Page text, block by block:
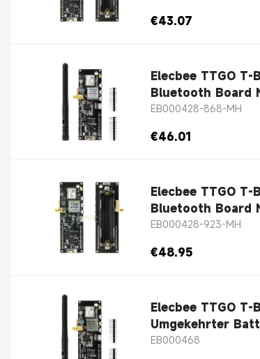
€43.07
Elecbee TTGO T-
Bluetooth Board
EB000428-868-MH
€46.01
Elecbee TTGO T-
Bluetooth Board
EB000428-923-MH
€48.95
Elecbee TTGO T-
Umgekehrter
EB000468